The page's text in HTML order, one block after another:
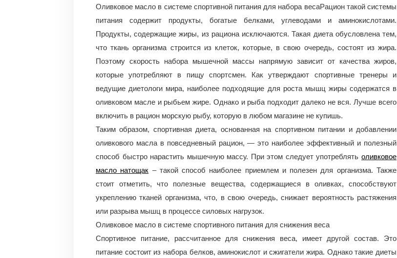
Оливковое масло в системе спортивной питания для набора весаРацион такой системы
питания содержит продукты, богатые белками, углеводами и аминокислотами.
Продукты, содержащие жиры, из рациона исключаются. Такая диета обусловлена тем,
что ткань организма строится из клеток, которые, в свою очередь, состоят из жира.
Поэтому скорость набора мышечной массы напрямую зависит от качества жиров,
которые употребляют в пищу спортсмен. Как утверждают спортивные тренеры и
ведущие диетологи мира, наиболее подходящие для роста мышц жиры содержатся в
оливковом масле и рыбьем жире. Однако и рыба подходит далеко не вся. Лучше всего
включить в рацион морскую рыбу, которую в любом магазине не купишь.
Таким образом, спортивная диета, основанная на спортивном питании и добавлении
оливкового масла в повседневный рацион, — это наиболее эффективный и полезный
способ быстро нарастить мышечную массу. При этом следует употреблять оливковое
масло натощак – такой способ наиболее приемлем и полезен для организма. Также
стоит отметить, что полезные вещества, содержащиеся в оливках, способствуют
укреплению тканей организма, что, в свою очередь, снижает вероятность растяжения
или разрыва мышц в процессе силовых нагрузок.
Оливковое масло в системе спортивного питания для снижения веса
Спортивное питание, рассчитанное для снижения веса, имеет другой состав. Это
питание состоит из набора белков, аминокислот и сжигатели жира. Однако такие диеты